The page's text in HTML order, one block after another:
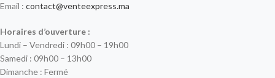
Email : contact@venteexpress.ma
Horaires d’ouverture :
Lundi – Vendredi : 09h00 – 19h00
Samedi : 09h00 – 13h00
Dimanche : Fermé